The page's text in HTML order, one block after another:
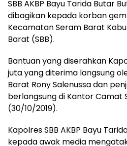
SBB AKBP Bayu Tarida Butar
dibagikan kepada korban
Kecamatan Seram Barat
Barat (SBB).
Bantuan yang diserahkan
juta yang diterima langsung
Barat Rony Salenussa dan
berlangsung di Kantor Camat
(30/10/2019).
Kapolres SBB AKBP Bayu
kepada awak media